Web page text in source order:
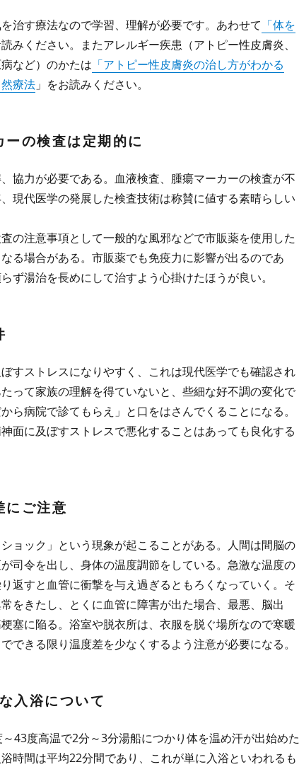
治す療法なので学習、理解が必要です。あわせて 「体を
みください。またアレルギー疾患（アトピー性皮膚炎、
など）のかたは 「アトピー性皮膚炎の治し方がわかる
療法 」をお読みください。
の検査は定期的に
協力が必要である。血液検査、腫瘍マーカーの検査が不
現代医学の発展した検査技術は称賛に値する素晴らしい
の注意事項として一般的な風邪などで市販薬を使用した
る場合がある。市販薬でも免疫力に影響が出るのであ
ず湯治を長めにして治すよう心掛けたほうが良い。
すストレスになりやすく、これは現代医学でも確認され
って家族の理解を得ていないと、些細な好不調の変化で
ら病院で診てもらえ」と口をはさんでくることになる。
面に及ぼすストレスで悪化することはあっても良化する
にご注意
ョック」という現象が起こることがある。人間は間脳の
司令を出し、身体の温度調節をしている。急激な温度の
返すと血管に衝撃を与え過ぎるともろくなっていく。そ
をきたし、とくに血管に障害が出た場合、最悪、脳出
塞に陥る。浴室や脱衣所は、衣服を脱ぐ場所なので寒暖
できる限り温度差を少なくするよう注意が必要になる。
入浴について
43度高温で2分～3分湯船につかり体を温め汗が出始めた
時間は平均22分間であり、これが単に入浴といわれるも